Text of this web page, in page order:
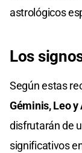
astrológicos
Los
Según estas
Géminis, Leo
disfrutarán de
significativos